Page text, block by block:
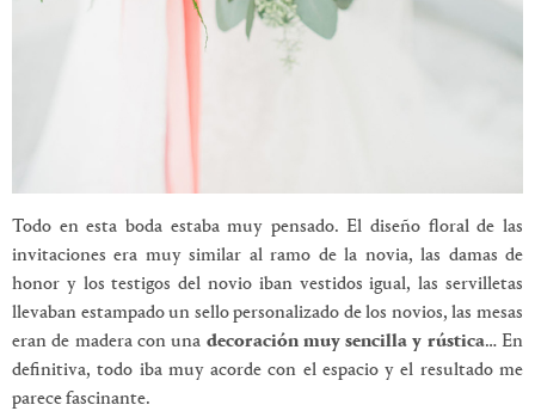
Todo en esta boda estaba muy pensado. El diseño floral de las
invitaciones era muy similar al ramo de la novia, las damas de
honor y los testigos del novio iban vestidos igual, las servilletas
llevaban estampado un sello personalizado de los novios, las mesas
eran de madera con una decoración muy sencilla y rústica… En
definitiva, todo iba muy acorde con el espacio y el resultado me
parece fascinante.